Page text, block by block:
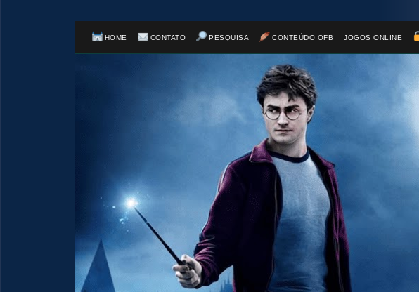
HOME CONTATO PESQUISA CONTEÚDO OFB JOGOS ONLINE